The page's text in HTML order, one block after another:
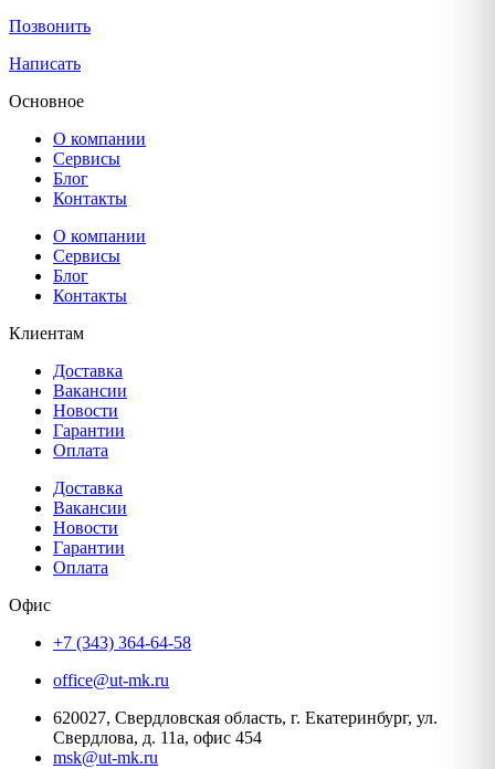
Позвонить
Написать
Основное
О компании
Сервисы
Блог
Контакты
О компании
Сервисы
Блог
Контакты
Клиентам
Доставка
Вакансии
Новости
Гарантии
Оплата
Доставка
Вакансии
Новости
Гарантии
Оплата
Офис
+7 (343) 364-64-58
office@ut-mk.ru
620027, Свердловская область, г. Екатеринбург, ул.
Свердлова, д. 11а, офис 454
msk@ut-mk.ru